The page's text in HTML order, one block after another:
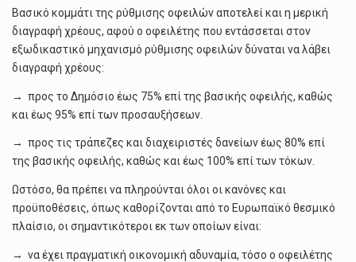
Βασικό κομμάτι της ρύθμισης οφειλών αποτελεί και η μερική
διαγραφή χρέους, αφού ο οφειλέτης που εντάσσεται στον
εξωδικαστικό μηχανισμό ρύθμισης οφειλών δύναται να λάβει
διαγραφή χρέους:
→ προς το Δημόσιο έως 75% επί της βασικής οφειλής, καθώς
και έως 95% επί των προσαυξήσεων.
→ προς τις τράπεζες και διαχειριστές δανείων έως 80% επί
της βασικής οφειλής, καθώς και έως 100% επί των τόκων.
Ωστόσο, θα πρέπει να πληρούνται όλοι οι κανόνες και
προϋποθέσεις, όπως καθορίζονται από το Ευρωπαϊκό θεσμικό
πλαίσιο, οι σημαντικότεροι εκ των οποίων είναι:
→ να έχει πραγματική οικονομική αδυναμία, τόσο ο οφειλέτης